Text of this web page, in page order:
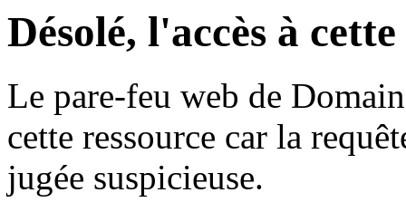
Désolé, l'accès à
Le pare-feu web de
cette ressource car la
jugée suspicieuse.